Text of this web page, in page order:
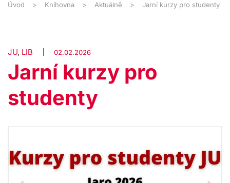
Úvod Knihovna Aktuálně Jarní kurzy pro studenty
JU, LIB 02.02.2026
Jarní kurzy pro
studenty